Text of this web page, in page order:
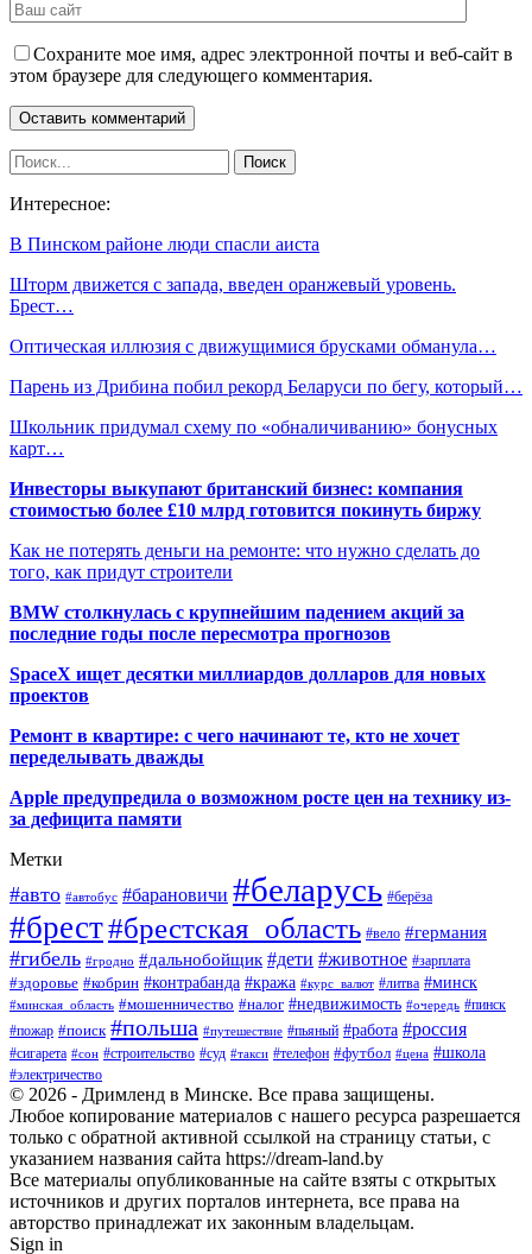
Сохраните мое имя, адрес электронной почты и веб-сайт в
этом браузере для следующего комментария.
Интересное:
В Пинском районе люди спасли аиста
Шторм движется с запада, введен оранжевый уровень.
Брест…
Оптическая иллюзия с движущимися брусками обманула…
Парень из Дрибина побил рекорд Беларуси по бегу, который…
Школьник придумал схему по «обналичиванию» бонусных
карт…
Инвесторы выкупают британский бизнес: компания
стоимостью более £10 млрд готовится покинуть биржу
Как не потерять деньги на ремонте: что нужно сделать до
того, как придут строители
BMW столкнулась с крупнейшим падением акций за
последние годы после пересмотра прогнозов
SpaceX ищет десятки миллиардов долларов для новых
проектов
Ремонт в квартире: с чего начинают те, кто не хочет
переделывать дважды
Apple предупредила о возможном росте цен на технику из-
за дефицита памяти
Метки
#авто #автобус #барановичи #беларусь #берёза
#брест#брестская_область #вело #германия
#гибель #гродно #дальнобойщик #дети #животное #зарплата
#здоровье #кобрин #контрабанда #кража #курс_валют #литва #минск
#минская_область #мошенничество #налог #недвижимость #очередь #пинск
#пожар #поиск #польша #путешествие #пьяный #работа #россия
#сигарета #сон #строительство #суд #такси #телефон #футбол #цена #школа
#электричество
© 2026 - Дримленд в Минске. Все права защищены.
Любое копирование материалов с нашего ресурса разрешается
только с обратной активной ссылкой на страницу статьи, с
указанием названия сайта https://dream-land.by
Все материалы опубликованные на сайте взяты с открытых
источников и других порталов интернета, все права на
авторство принадлежат их законным владельцам.
Sign in